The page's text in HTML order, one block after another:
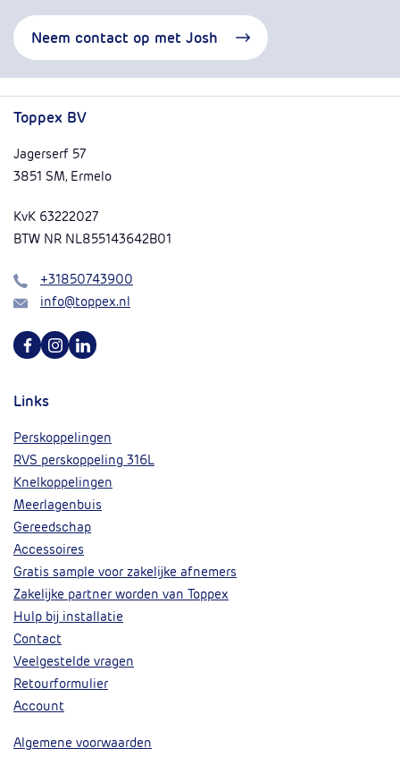
Neem contact op met Josh
Toppex BV
Jagerserf 57
3851 SM, Ermelo
KvK 63222027
BTW NR NL855143642B01
Bel
+31850743900
Mail
info@toppex.nl
Volg ons op Facebook
Volg ons op Instagram
Volg ons op Linkedin
Links
Perskoppelingen
RVS perskoppeling 316L
Knelkoppelingen
Meerlagenbuis
Gereedschap
Accessoires
Gratis sample voor zakelijke afnemers
Zakelijke partner worden van Toppex
Hulp bij installatie
Contact
Veelgestelde vragen
Retourformulier
Account
Algemene voorwaarden